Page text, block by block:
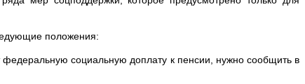
положения:
социальную доплату к пенсии, нужно сообщить в